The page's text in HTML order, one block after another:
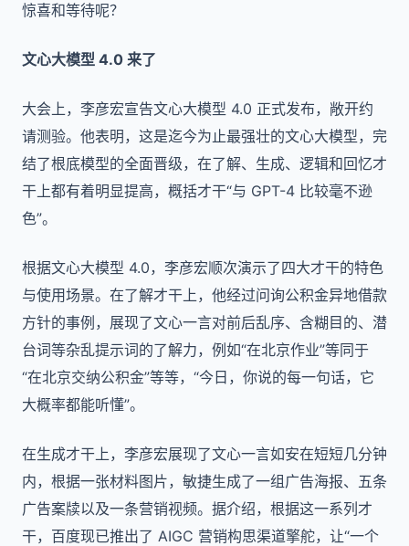
惊喜和等待呢？
文心大模型 4.0 来了
大会上，李彦宏宣告文心大模型 4.0 正式发布，敞开约
请测验。他表明，这是迄今为止最强壮的文心大模型，完
结了根底模型的全面晋级，在了解、生成、逻辑和回忆才
干上都有着明显提高，概括才干“与 GPT-4 比较毫不逊
色”。
根据文心大模型 4.0，李彦宏顺次演示了四大才干的特色
与使用场景。在了解才干上，他经过问询公积金异地借款
方针的事例，展现了文心一言对前后乱序、含糊目的、潜
台词等杂乱提示词的了解力，例如“在北京作业”等同于
“在北京交纳公积金”等等，“今日，你说的每一句话，它
大概率都能听懂”。
在生成才干上，李彦宏展现了文心一言如安在短短几分钟
内，根据一张材料图片，敏捷生成了一组广告海报、五条
广告案牍以及一条营销视频。据介绍，根据这一系列才
干，百度现已推出了 AIGC 营销构思渠道擎舵，让“一个